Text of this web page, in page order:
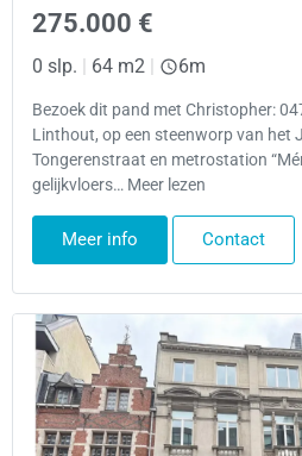
275.000 €
0 slp. | 64 m2 | 6m
Bezoek dit pand met Christopher:
Linthout, op een steenworp van het
Tongerenstraat en metrostation
gelijkvloers… Meer lezen
Meer info Contact